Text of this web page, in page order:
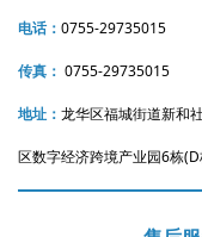
电话： 0755-29735015
传真： 0755-29735015
地址： 龙华区福城街道新和
区数字经济跨境产业园6栋